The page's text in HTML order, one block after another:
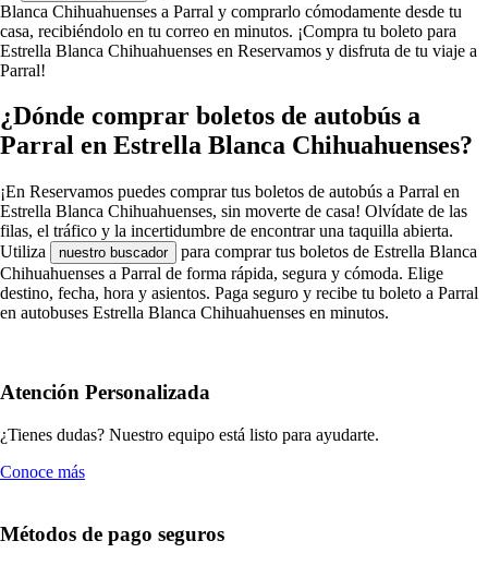
Blanca Chihuahuenses a Parral y comprarlo cómodamente desde tu
casa, recibiéndolo en tu correo en minutos. ¡Compra tu boleto para
Estrella Blanca Chihuahuenses en Reservamos y disfruta de tu viaje a
Parral!
¿Dónde comprar boletos de autobús a
Parral en Estrella Blanca Chihuahuenses?
¡En Reservamos puedes comprar tus boletos de autobús a Parral en
Estrella Blanca Chihuahuenses, sin moverte de casa! Olvídate de las
filas, el tráfico y la incertidumbre de encontrar una taquilla abierta.
Utiliza
nuestro buscador
para comprar tus boletos de Estrella Blanca
Chihuahuenses a Parral de forma rápida, segura y cómoda. Elige
destino, fecha, hora y asientos. Paga seguro y recibe tu boleto a Parral
en autobuses Estrella Blanca Chihuahuenses en minutos.
Atención Personalizada
¿Tienes dudas? Nuestro equipo está listo para ayudarte.
Conoce más
Métodos de pago seguros